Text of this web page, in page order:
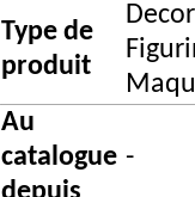
Type de
produit
Au
catalogue -